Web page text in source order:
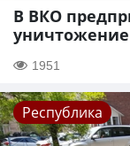
В ВКО
1951
Республика